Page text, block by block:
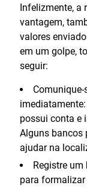
Infelizmente, a
vantagem,
valores
em um golpe,
seguir:
possui conta e
Alguns bancos
ajudar na
Registre
para formalizar